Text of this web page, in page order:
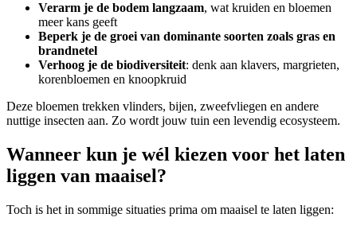
Verarm je de bodem langzaam, wat kruiden en bloemen
meer kans geeft
Beperk je de groei van dominante soorten zoals gras en
brandnetel
Verhoog je de biodiversiteit: denk aan klavers, margrieten,
korenbloemen en knoopkruid
Deze bloemen trekken vlinders, bijen, zweefvliegen en andere
nuttige insecten aan. Zo wordt jouw tuin een levendig ecosysteem.
Wanneer kun je wél kiezen voor het laten
liggen van maaisel?
Toch is het in sommige situaties prima om maaisel te laten liggen: